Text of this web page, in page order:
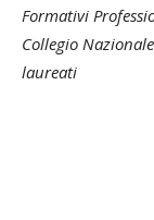
Formativi
Collegio
laureati